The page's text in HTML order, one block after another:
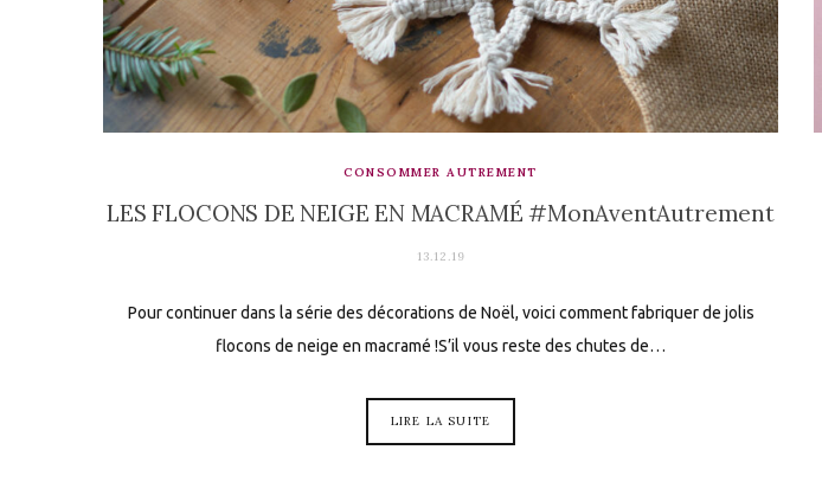
CONSOMMER AUTREMENT
LES FLOCONS DE NEIGE EN MACRAMÉ #MonAventAutrement
13.12.19
Pour continuer dans la série des décorations de Noël, voici comment fabriquer de jolis
flocons de neige en macramé !S’il vous reste des chutes de…
LIRE LA SUITE